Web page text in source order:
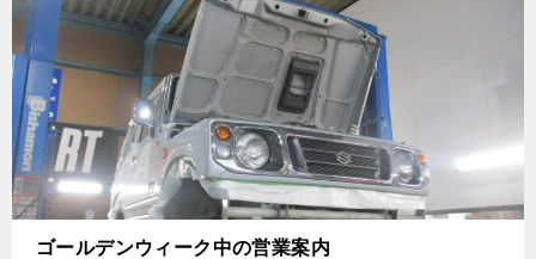
ゴールデンウィーク中の営業案内